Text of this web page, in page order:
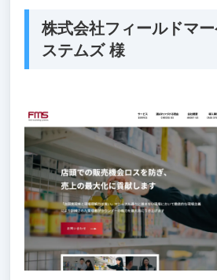
株式会社フィールドマ
ステムズ 様